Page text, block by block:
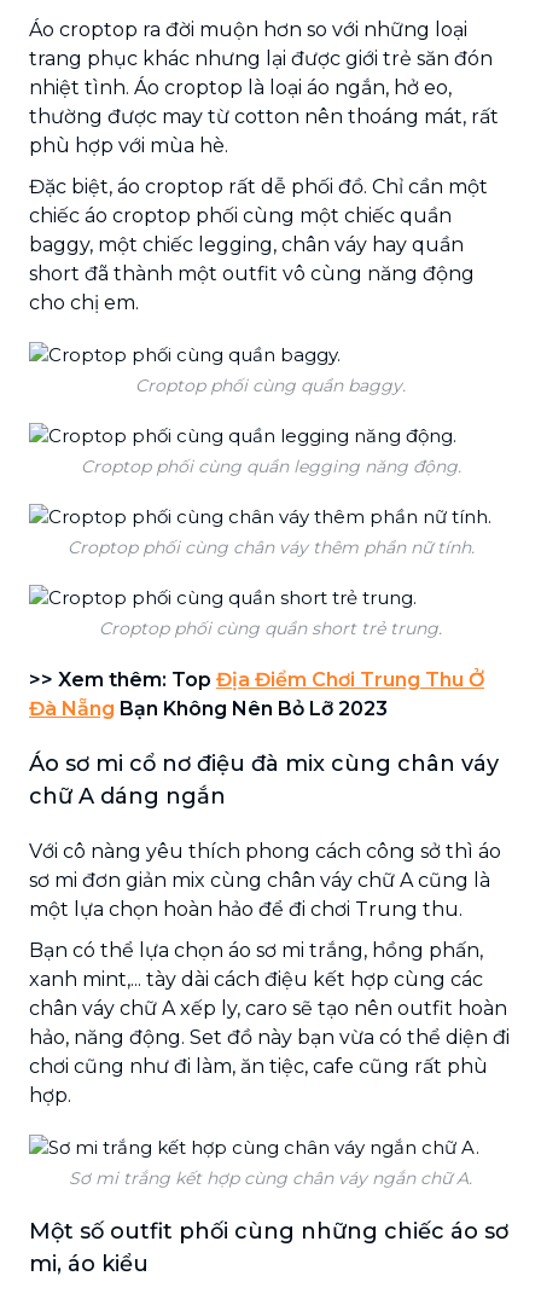
Áo croptop ra đời muộn hơn so với những loại
trang phục khác nhưng lại được giới trẻ săn đón
nhiệt tình. Áo croptop là loại áo ngắn, hở eo,
thường được may từ cotton nên thoáng mát, rất
phù hợp với mùa hè.
Đặc biệt, áo croptop rất dễ phối đồ. Chỉ cần một
chiếc áo croptop phối cùng một chiếc quần
baggy, một chiếc legging, chân váy hay quần
short đã thành một outfit vô cùng năng động
cho chị em.
Croptop phối cùng quần baggy.
Croptop phối cùng quần legging năng động.
Croptop phối cùng chân váy thêm phần nữ tính.
Croptop phối cùng quần short trẻ trung.
>> Xem thêm: Top Địa Điểm Chơi Trung Thu Ở
Đà Nẵng Bạn Không Nên Bỏ Lỡ 2023
Áo sơ mi cổ nơ điệu đà mix cùng chân váy
chữ A dáng ngắn
Với cô nàng yêu thích phong cách công sở thì áo
sơ mi đơn giản mix cùng chân váy chữ A cũng là
một lựa chọn hoàn hảo để đi chơi Trung thu.
Bạn có thể lựa chọn áo sơ mi trắng, hồng phấn,
xanh mint,... tày dài cách điệu kết hợp cùng các
chân váy chữ A xếp ly, caro sẽ tạo nên outfit hoàn
hảo, năng động. Set đồ này bạn vừa có thể diện đi
chơi cũng như đi làm, ăn tiệc, cafe cũng rất phù
hợp.
Sơ mi trắng kết hợp cùng chân váy ngắn chữ A.
Một số outfit phối cùng những chiếc áo sơ
mi, áo kiểu